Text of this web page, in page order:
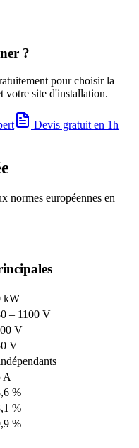
?
pour choisir la
votre site d'installation.
Devis gratuit en 1h
normes européennes en
kW
– 1100 V
V
V
A
%
%
%